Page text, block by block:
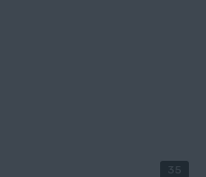
35